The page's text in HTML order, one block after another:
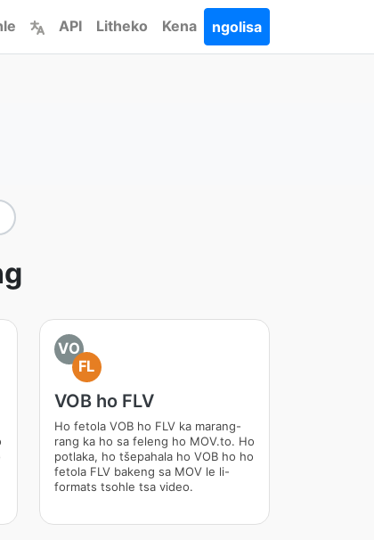
API Litheko Kena ngolisa
VO
FL
VOB ho FLV
Ho fetola VOB ho FLV ka marang-
rang ka ho sa feleng ho MOV.to. Ho
potlaka, ho tšepahala ho VOB ho ho
fetola FLV bakeng sa MOV le li-
formats tsohle tsa video.